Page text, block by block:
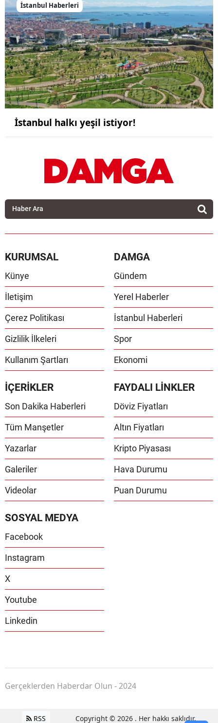
İstanbul Haberleri
İstanbul halkı yeşil istiyor!
KURUMSAL
Künye
İletişim
Çerez Politikası
Gizlilik İlkeleri
Kullanım Şartları
DAMGA
Gündem
Yerel Haberler
İstanbul Haberleri
Spor
Ekonomi
İÇERİKLER
Son Dakika Haberleri
Tüm Manşetler
Yazarlar
Galeriler
Videolar
FAYDALI LİNKLER
Döviz Fiyatları
Altın Fiyatları
Kripto Piyasası
Hava Durumu
Puan Durumu
SOSYAL MEDYA
Facebook
Instagram
X
Youtube
Linkedin
Gerçeklerden Haberdar Olun - 2024
RSS Copyright © 2026 . Her hakkı saklıdır.